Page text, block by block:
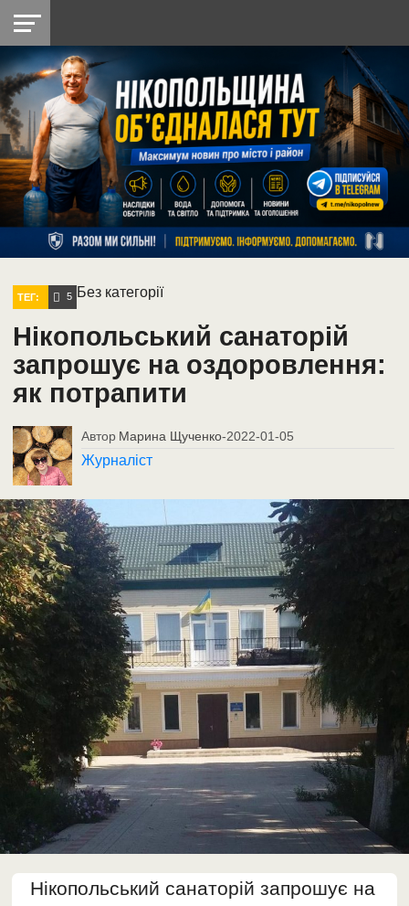
НІКОПОЛЬ
РАЙОН
СІЧЕСЛАВСЬКА
УКРАЇНА
РЕТРО
НІКОПОЛЬ
ЛАЙТ
УКРАЇНА
ДОПОМОГА
РАДІО
Без категорії
ТЕГ: 5
Нікопольський санаторій
запрошує на оздоровлення:
як потрапити
Автор Марина Щученко-2022-01-05
Журналіст
Нікопольський санаторій запрошує на